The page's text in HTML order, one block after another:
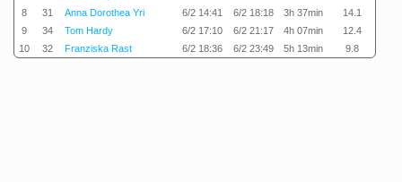
8
31 Anna Dorothea Yri 6/2 14:41 6/2 18:18 3h 37min
14.1
9
34 Tom Hardy 6/2 17:10 6/2 21:17 4h 07min
12.4
10
32 Franziska Rast 6/2 18:36 6/2 23:49 5h 13min 9.8